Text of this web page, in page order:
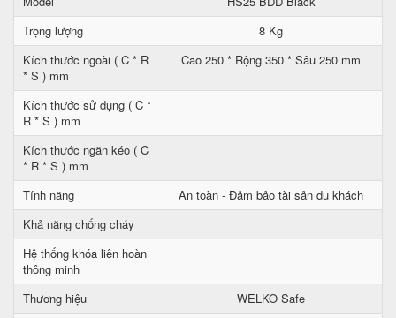
Trọng lượng
8 Kg
Kích thước ngoài ( C * R
* S ) mm
Cao 250 * Rộng 350 * Sâu 250 mm
Kích thước sử dụng ( C *
R * S ) mm
Kích thước ngăn kéo ( C
* R * S ) mm
Tính năng
An toàn - Đảm bảo tài sản du khách
Khả năng chống cháy
Hệ thống khóa liên hoàn
thông minh
Thương hiệu
WELKO Safe